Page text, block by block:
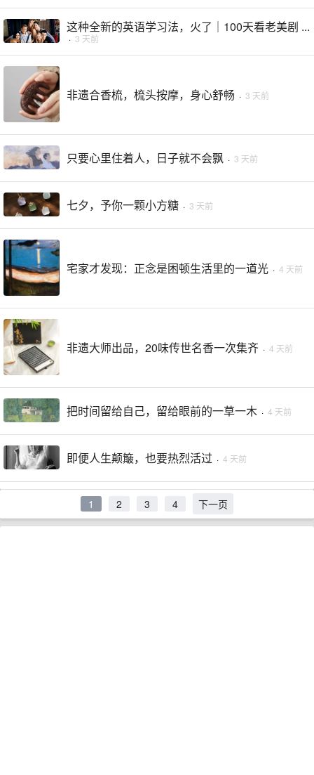
这种全新的英语学习法，火了｜100天看老美剧 ...
· 3 天前
非遗合香梳，梳头按摩，身心舒畅 · 3 天前
只要心里住着人，日子就不会飘 · 3 天前
七夕，予你一颗小方糖 · 3 天前
宅家才发现：正念是困顿生活里的一道光 · 4 天前
非遗大师出品，20味传世名香一次集齐 · 4 天前
把时间留给自己，留给眼前的一草一木 · 4 天前
即便人生颠簸，也要热烈活过 · 4 天前
1 2 3 4 下一页